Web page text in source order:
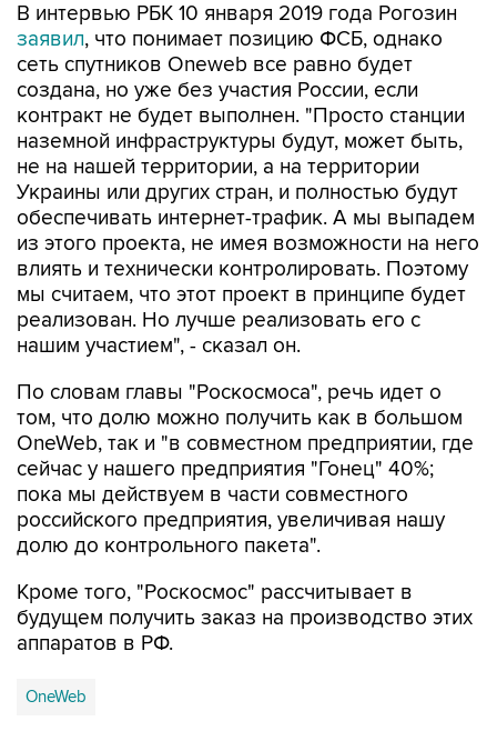
В интервью РБК 10 января 2019 года Рогозин
заявил, что понимает позицию ФСБ, однако
сеть спутников Oneweb все равно будет
создана, но уже без участия России, если
контракт не будет выполнен. "Просто станции
наземной инфраструктуры будут, может быть,
не на нашей территории, а на территории
Украины или других стран, и полностью будут
обеспечивать интернет-трафик. А мы выпадем
из этого проекта, не имея возможности на него
влиять и технически контролировать. Поэтому
мы считаем, что этот проект в принципе будет
реализован. Но лучше реализовать его с
нашим участием", - сказал он.
По словам главы "Роскосмоса", речь идет о
том, что долю можно получить как в большом
OneWeb, так и "в совместном предприятии, где
сейчас у нашего предприятия "Гонец" 40%;
пока мы действуем в части совместного
российского предприятия, увеличивая нашу
долю до контрольного пакета".
Кроме того, "Роскосмос" рассчитывает в
будущем получить заказ на производство этих
аппаратов в РФ.
OneWeb